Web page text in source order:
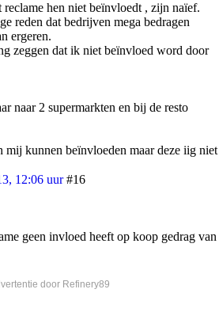
reclame hen niet beïnvloedt , zijn naïef.
reden dat bedrijven mega bedragen
ergeren.
zeggen dat ik niet beïnvloed word door
naar 2 supermarkten en bij de resto
mij kunnen beïnvloeden maar deze iig niet
12:06 uur #16
geen invloed heeft op koop gedrag van
door Refinery89